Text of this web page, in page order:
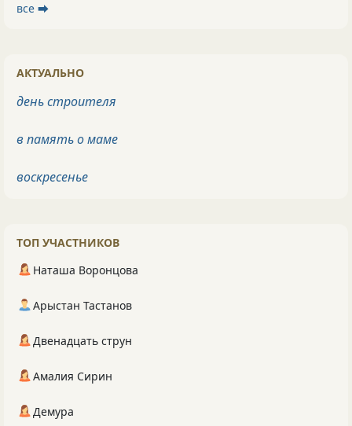
все ⮕
АКТУАЛЬНО
день строителя
в память о маме
воскресенье
ТОП УЧАСТНИКОВ
Наташа Воронцова
Арыстан Тастанов
Двенадцать струн
Амалия Сирин
Демура